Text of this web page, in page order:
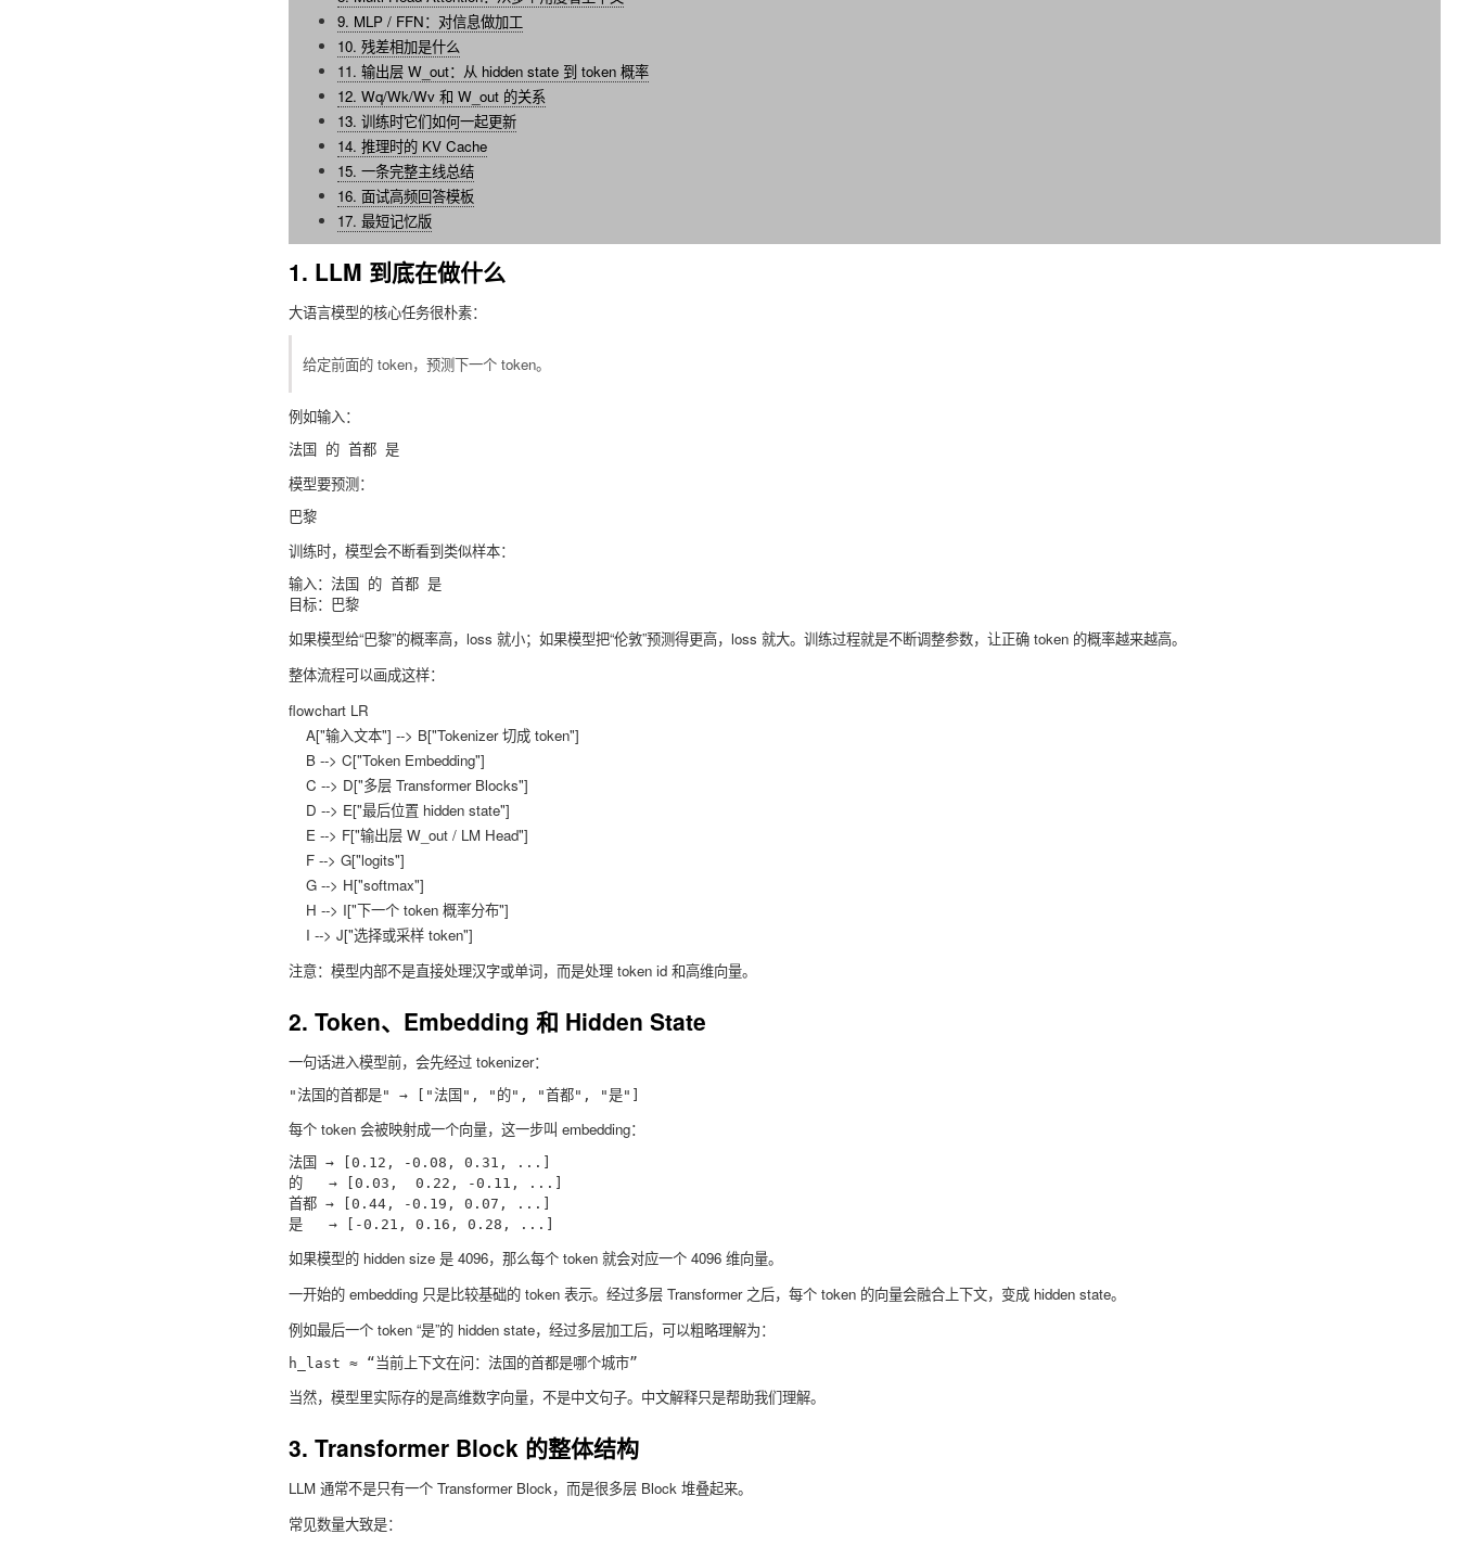
9. MLP / FFN：对信息做加工
10. 残差相加是什么
11. 输出层 W_out：从 hidden state 到 token 概率
12. Wq/Wk/Wv 和 W_out 的关系
13. 训练时它们如何一起更新
14. 推理时的 KV Cache
15. 一条完整主线总结
16. 面试高频回答模板
17. 最短记忆版
1. LLM 到底在做什么
大语言模型的核心任务很朴素：
给定前面的 token，预测下一个 token。
例如输入：
模型要预测：
训练时，模型会不断看到类似样本：
输入：法国 的 首都 是
如果模型给“巴黎”的概率高，loss 就小；如果模型把“伦敦”预测得更高，loss 就大。训练过程就是不断调整参数，让正确 token 的概率越来越高。
整体流程可以画成这样：
flowchart LR
注意：模型内部不是直接处理汉字或单词，而是处理 token id 和高维向量。
2. Token、Embedding 和 Hidden State
一句话进入模型前，会先经过 tokenizer：
每个 token 会被映射成一个向量，这一步叫 embedding：
法国 → [0.12, -0.08, 0.31, ...]
的   → [0.03,  0.22, -0.11, ...]
首都 → [0.44, -0.19, 0.07, ...]
如果模型的 hidden size 是 4096，那么每个 token 就会对应一个 4096 维向量。
一开始的 embedding 只是比较基础的 token 表示。经过多层 Transformer 之后，每个 token 的向量会融合上下文，变成 hidden state。
例如最后一个 token “是”的 hidden state，经过多层加工后，可以粗略理解为：
当然，模型里实际存的是高维数字向量，不是中文句子。中文解释只是帮助我们理解。
3. Transformer Block 的整体结构
LLM 通常不是只有一个 Transformer Block，而是很多层 Block 堆叠起来。
常见数量大致是：